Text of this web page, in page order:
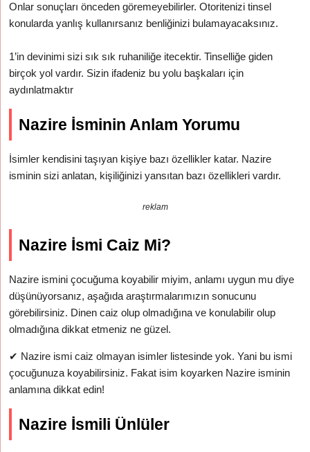
Onlar sonuçları önceden göremeyebilirler. Otoritenizi tinsel
konularda yanlış kullanırsanız benliğinizi bulamayacaksınız.
1’in devinimi sizi sık sık ruhaniliğe itecektir. Tinselliğe giden
birçok yol vardır. Sizin ifadeniz bu yolu başkaları için
aydınlatmaktır
Nazire İsminin Anlam Yorumu
İsimler kendisini taşıyan kişiye bazı özellikler katar. Nazire
isminin sizi anlatan, kişiliğinizi yansıtan bazı özellikleri vardır.
reklam
Nazire İsmi Caiz Mi?
Nazire ismini çocuğuma koyabilir miyim, anlamı uygun mu diye
düşünüyorsanız, aşağıda araştırmalarımızın sonucunu
görebilirsiniz. Dinen caiz olup olmadığına ve konulabilir olup
olmadığına dikkat etmeniz ne güzel.
✔ Nazire ismi caiz olmayan isimler listesinde yok. Yani bu ismi
çocuğunuza koyabilirsiniz. Fakat isim koyarken Nazire isminin
anlamına dikkat edin!
Nazire İsmili Ünlüler